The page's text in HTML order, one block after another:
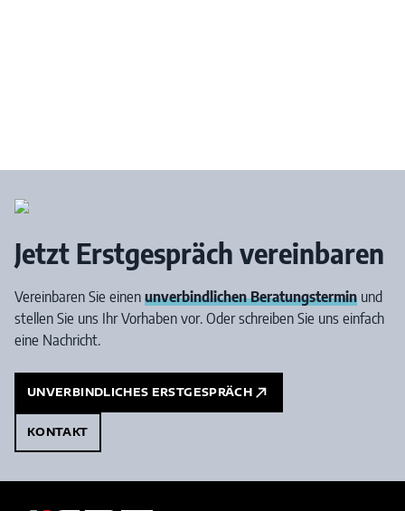
Jetzt Erstgespräch vereinbaren
Vereinbaren Sie einen unverbindlichen Beratungstermin und
stellen Sie uns Ihr Vorhaben vor. Oder schreiben Sie uns einfach
eine Nachricht.
UNVERBINDLICHES ERSTGESPRÄCH
KONTAKT